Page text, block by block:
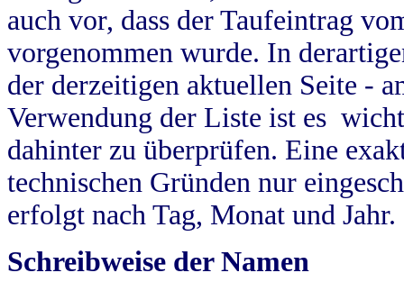
auch vor, dass der Taufeintrag
vorgenommen wurde. In
der derzeitigen aktuellen Seite -
Verwendung der Liste ist es
dahinter zu überprüfen. Eine
technischen Gründen nur
erfolgt nach Tag, Monat und Jahr.
Schreibweise der Namen